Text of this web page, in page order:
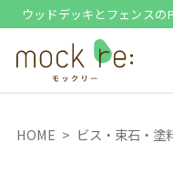
ウッドデッキとフェンスの
HOME ビス・束石・塗